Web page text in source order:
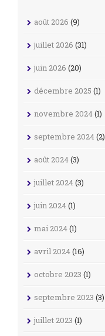
août 2026 (9)
juillet 2026 (31)
juin 2026 (20)
décembre 2025 (1)
novembre 2024(1)
septembre 2024(2)
août 2024(3)
juillet 2024(3)
juin 2024(1)
mai 2024(1)
avril 2024(16)
octobre 2023 (1)
septembre 2023 (3)
juillet 2023 (1)